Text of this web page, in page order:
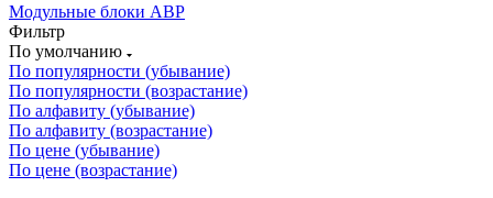
Модульные блоки АВР
Фильтр
По умолчанию
По популярности (убывание)
По популярности (возрастание)
По алфавиту (убывание)
По алфавиту (возрастание)
По цене (убывание)
По цене (возрастание)